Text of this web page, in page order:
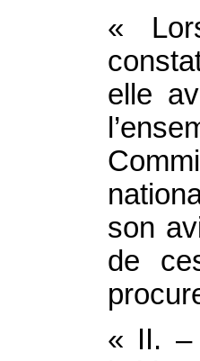
«
elle
son
de
« II. –